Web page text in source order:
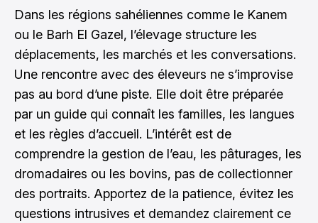
Dans les régions sahéliennes comme le Kanem
ou le Barh El Gazel, l’élevage structure les
déplacements, les marchés et les conversations.
Une rencontre avec des éleveurs ne s’improvise
pas au bord d’une piste. Elle doit être préparée
par un guide qui connaît les familles, les langues
et les règles d’accueil. L’intérêt est de
comprendre la gestion de l’eau, les pâturages, les
dromadaires ou les bovins, pas de collectionner
des portraits. Apportez de la patience, évitez les
questions intrusives et demandez clairement ce